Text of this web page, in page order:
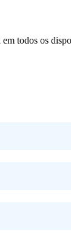
todos os